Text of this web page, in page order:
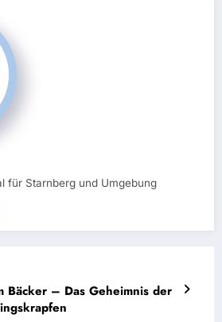
für Starnberg und Umgebung
Bäcker – Das Geheimnis der